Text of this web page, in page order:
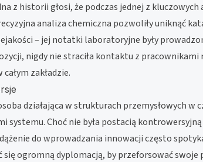
z historii głosi, że podczas jednej z
analiza chemiczna pozwoliły uniknąć
– jej notatki laboratoryjne były
nigdy nie straciła kontaktu z pracownikami
zakładzie.
działająca w strukturach przemysłowych w
systemu. Choć nie była postacią
do wprowadzania innowacji często
się ogromną dyplomacją, by przeforsować